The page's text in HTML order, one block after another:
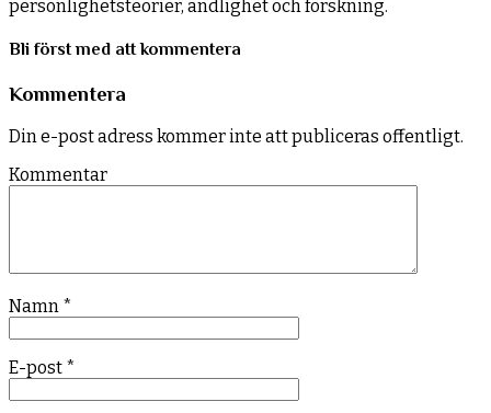
personlighetsteorier, andlighet och forskning.
Bli först med att kommentera
Kommentera
Din e-post adress kommer inte att publiceras offentligt.
Kommentar
Namn *
E-post *